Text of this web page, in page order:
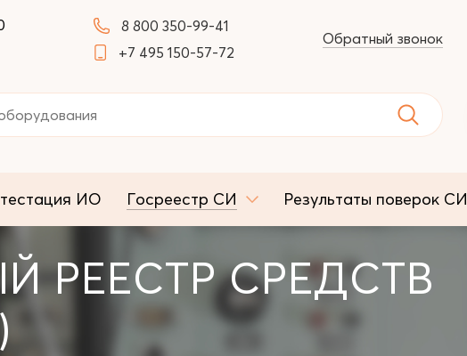
8 800 350-99-41
+7 495 150-57-72
Обратный звонок
ИО Госреестр СИ Результаты поверок СИ
РЕЕСТР СРЕДСТВ